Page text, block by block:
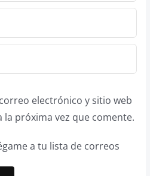
electrónico y sitio web
la próxima vez que comente.
a tu lista de correos